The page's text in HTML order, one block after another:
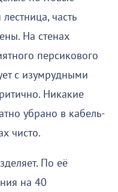
часть
На стенах
персикового
с изумрудными
Никакие
убрано в кабель-
чисто.
По её
на 40